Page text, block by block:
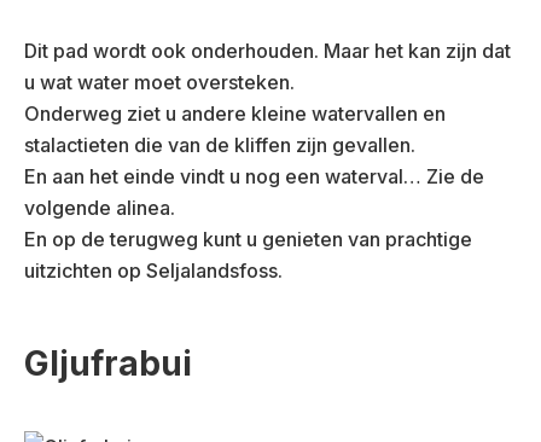
Dit pad wordt ook onderhouden. Maar het kan zijn dat
u wat water moet oversteken.
Onderweg ziet u andere kleine watervallen en
stalactieten die van de kliffen zijn gevallen.
En aan het einde vindt u nog een waterval… Zie de
volgende alinea.
En op de terugweg kunt u genieten van prachtige
uitzichten op Seljalandsfoss.
Gljufrabui